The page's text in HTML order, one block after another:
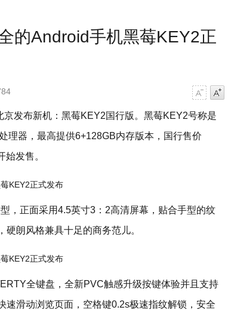
的Android手机黑莓KEY2正
发布新机：黑莓KEY2国行版。黑莓KEY2号称是
理器，最高提供6+128GB内存版本，国行售价
发售。
，正面采用4.5英寸3：2高清屏幕，贴合手型的纹
朗风格兼具十足的商务范儿。
全键盘，全新PVC触感升级按键体验并且支持
速滑动浏览页面，空格键0.2s极速指纹解锁，安全